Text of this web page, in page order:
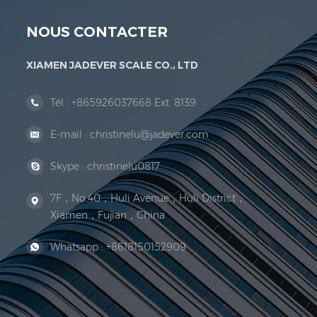
NOUS CONTACTER
XIAMEN JADEVER SCALE CO., LTD
Tél : +865926037668 Ext. 8139
E-mail : christinelu@jadever.com
Skype : christinelu0817
7F，No.40，Huli Avenue，Huli District，
Xiamen，Fujian，China
Whatsapp :+8618150152909